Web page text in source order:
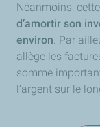
Néanmoins,
d’amortir son
environ. Par
allège les
somme
l’argent sur le